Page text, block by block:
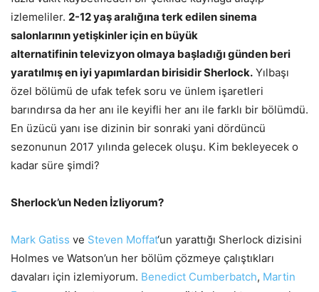
izlemeliler. 2-12 yaş aralığına terk edilen sinema
salonlarının yetişkinler için en büyük
alternatifinin televizyon olmaya başladığı günden beri
yaratılmış en iyi yapımlardan birisidir Sherlock. Yılbaşı
özel bölümü de ufak tefek soru ve ünlem işaretleri
barındırsa da her anı ile keyifli her anı ile farklı bir bölümdü.
En üzücü yanı ise dizinin bir sonraki yani dördüncü
sezonunun 2017 yılında gelecek oluşu. Kim bekleyecek o
kadar süre şimdi?
Sherlock’un Neden İzliyorum?
Mark Gatiss ve Steven Moffat‘un yarattığı Sherlock dizisini
Holmes ve Watson’un her bölüm çözmeye çalıştıkları
davaları için izlemiyorum. Benedict Cumberbatch, Martin